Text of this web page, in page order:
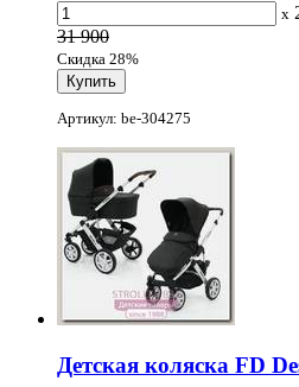
x
31 900
Скидка 28%
Артикул: be-304275
Детская коляска FD